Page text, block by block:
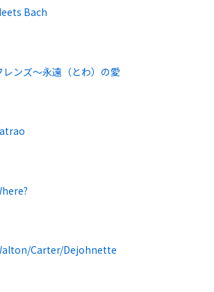
Bach
レンズ～永遠（とわ）の愛
Carter/Dejohnette